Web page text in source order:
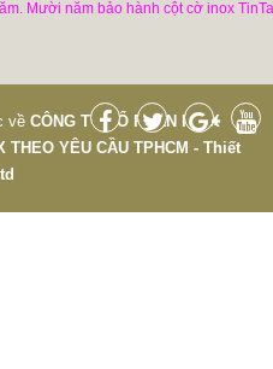
Mười năm bảo hành cột cờ inox
về CÔNG TY CỔ PHẦN INOX
THEO YÊU CẦU TPHCM - Thiết